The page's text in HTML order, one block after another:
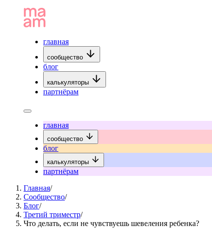
главная
сообщество
блог
калькуляторы
партнёрам
главная
сообщество
блог
калькуляторы
партнёрам
Главная/
Сообщество/
Блог/
Третий триместр/
Что делать, если не чувствуешь шевеления ребенка?